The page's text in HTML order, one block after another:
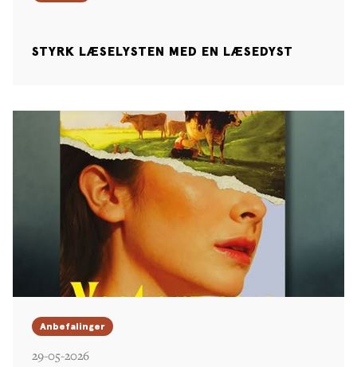
STYRK LÆSELYSTEN MED EN LÆSEDYST
Anbefalinger
29-05-2026